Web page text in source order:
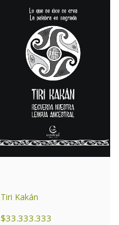
Tiri Kakán
$33.333.333